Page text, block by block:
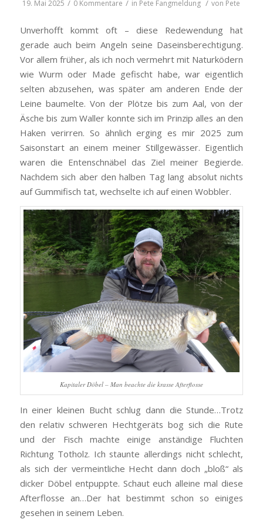
19. Mai 2025 / 0 Kommentare / in Pete Fangmeldung / von Pete
Unverhofft kommt oft – diese Redewendung hat
gerade auch beim Angeln seine Daseinsberechtigung.
Vor allem früher, als ich noch vermehrt mit Naturködern
wie Wurm oder Made gefischt habe, war eigentlich
selten abzusehen, was später am anderen Ende der
Leine baumelte. Von der Plötze bis zum Aal, von der
Äsche bis zum Waller konnte sich im Prinzip alles an den
Haken verirren. So ähnlich erging es mir 2025 zum
Saisonstart an einem meiner Stillgewässer. Eigentlich
waren die Entenschnäbel das Ziel meiner Begierde.
Nachdem sich aber den halben Tag lang absolut nichts
auf Gummifisch tat, wechselte ich auf einen Wobbler.
Kapitaler Döbel – Man beachte die krasse Afterflosse
In einer kleinen Bucht schlug dann die Stunde…Trotz
den relativ schweren Hechtgeräts bog sich die Rute
und der Fisch machte einige anständige Fluchten
Richtung Totholz. Ich staunte allerdings nicht schlecht,
als sich der vermeintliche Hecht dann doch „bloß“ als
dicker Döbel entpuppte. Schaut euch alleine mal diese
Afterflosse an…Der hat bestimmt schon so einiges
gesehen in seinem Leben.